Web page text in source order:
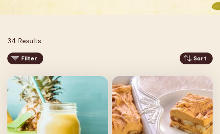
34 Results
Filter Sort